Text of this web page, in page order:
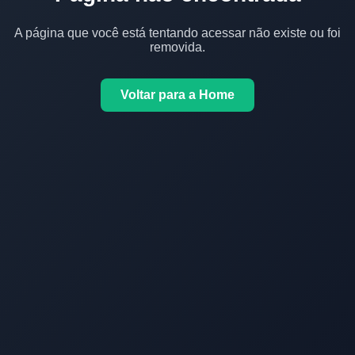
A página que você está tentando acessar não existe ou foi
removida.
Voltar para a Home